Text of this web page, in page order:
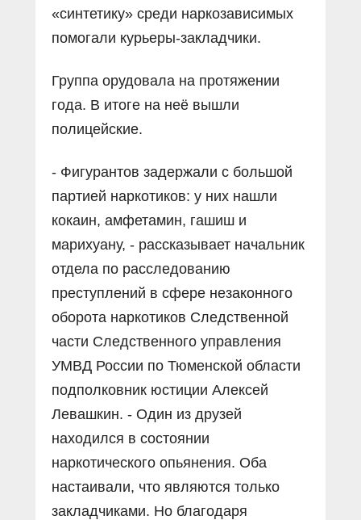
«синтетику» среди наркозависимых
помогали курьеры-закладчики.
Группа орудовала на протяжении
года. В итоге на неё вышли
полицейские.
- Фигурантов задержали с большой
партией наркотиков: у них нашли
кокаин, амфетамин, гашиш и
марихуану, - рассказывает начальник
отдела по расследованию
преступлений в сфере незаконного
оборота наркотиков Следственной
части Следственного управления
УМВД России по Тюменской области
подполковник юстиции Алексей
Левашкин. - Один из друзей
находился в состоянии
наркотического опьянения. Оба
настаивали, что являются только
закладчиками. Но благодаря